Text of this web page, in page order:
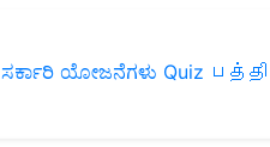
ಸರ್ಕಾರಿ ಯೋಜನೆಗಳು Quiz